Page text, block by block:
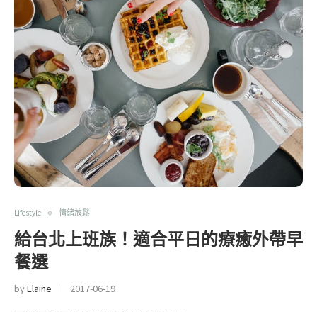
Lifestyle 情緒放鬆
給台北上班族！適合平日的療癒外帶早
餐選
byElaine 2017-06-19